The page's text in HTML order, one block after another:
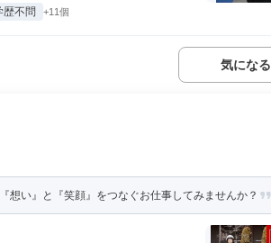
歴不問 +11個
気になる
想い』と『笑顔』をつなぐお仕事してみませんか？